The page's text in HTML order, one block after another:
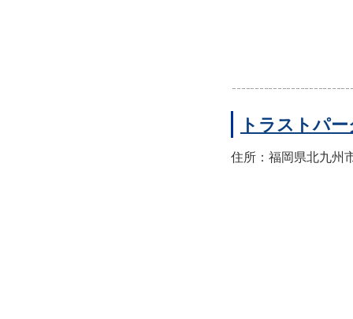
トラストパ
住所：福岡県北九州